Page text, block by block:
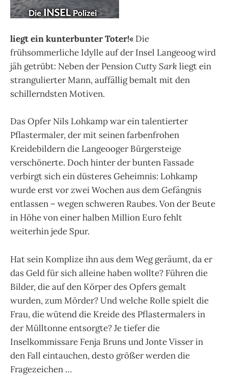
liegt ein kunterbunter Toter!« Die
frühsommerliche Idylle auf der Insel Langeoog wird
jäh getrübt: Neben der PensionCutty Sarkliegt ein
strangulierter Mann, auffällig bemalt mit den
schillerndsten Motiven.
Das Opfer Nils Lohkamp war ein talentierter
Pflastermaler, der mit seinen farbenfrohen
Kreidebildern die Langeooger Bürgersteige
verschönerte. Doch hinter der bunten Fassade
verbirgt sich ein düsteres Geheimnis: Lohkamp
wurde erst vor zwei Wochen aus dem Gefängnis
entlassen – wegen schweren Raubes. Von der Beute
in Höhe von einer halben Million Euro fehlt
weiterhin jede Spur.
Hat sein Komplize ihn aus dem Weg geräumt, da er
das Geld für sich alleine haben wollte? Führen die
Bilder, die auf den Körper des Opfers gemalt
wurden, zum Mörder? Und welche Rolle spielt die
Frau, die wütend die Kreide des Pflastermalers in
der Mülltonne entsorgte? Je tiefer die
Inselkommissare Fenja Bruns und Jonte Visser in
den Fall eintauchen, desto größer werden die
Fragezeichen …